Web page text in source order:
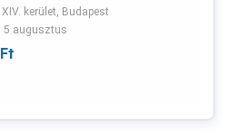
XIV. kerület, Budapest
5 augusztus
Ft